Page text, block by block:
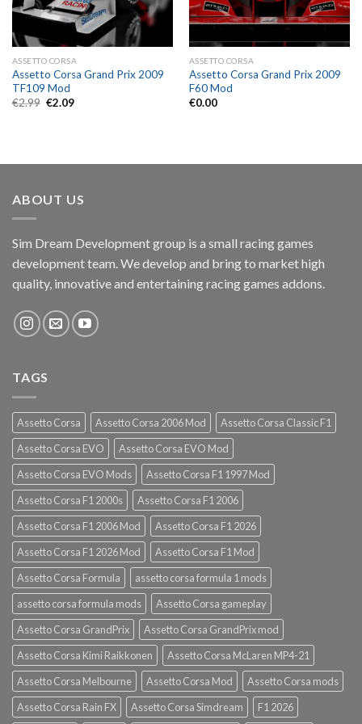
ASSETTO CORSA
Assetto Corsa Grand Prix 2009
TF109 Mod
€2.99 Original
€2.09Current
ASSETTO CORSA
Assetto Corsa Grand Prix 2009
F60 Mod
€0.00
ABOUT US
Sim Dream Development group is a small racing games
development team. We develop and bring to market high
quality, innovative and entertaining racing games addons.
TAGS
Assetto Corsa Assetto Corsa 2006 Mod
Assetto Corsa Classic F1
Assetto Corsa EVO
Assetto Corsa EVO Mod
Assetto Corsa EVO Mods
Assetto Corsa F1 1997 Mod
Assetto Corsa F1 2000s
Assetto Corsa F1 2006
Assetto Corsa F1 2006 Mod
Assetto Corsa F1 2026
Assetto Corsa F1 2026 Mod
Assetto Corsa F1 Mod
Assetto Corsa Formula
assetto corsa formula 1 mods
assetto corsa formula mods
Assetto Corsa gameplay
Assetto Corsa GrandPrix
Assetto Corsa GrandPrix mod
Assetto Corsa Kimi Raikkonen
Assetto Corsa McLaren MP4-21
Assetto Corsa Melbourne
Assetto Corsa Mod
Assetto Corsa mods
Assetto Corsa Rain FX
Assetto Corsa Simdream F1 2026